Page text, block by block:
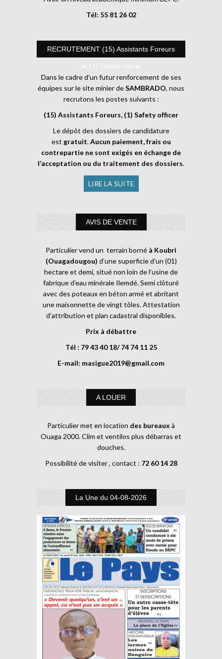
Tél: 55 81 26 02
RECRUTEMENT (15) Assistants Foreurs
et (1) Safety officer
Dans le cadre d’un futur renforcement de ses
équipes sur le site minier deSAMBRADO, nous
recrutons les postes suivants :
(15) Assistants Foreurs, (1) Safety officer
Le dépôt des dossiers de candidature
est gratuit.Aucun paiement, frais ou
contrepartie ne sont exigés en échange de
l’acceptation ou du traitement des dossiers.
LIRE LA SUITE
AVIS DE VENTE
Particulier vend un terrain borné à Koubri
(Ouagadougou) d’une superficie d’un (01)
hectare et demi, situé non loin de l’usine de
fabrique d’eau minérale Ilemdé. Semi clôturé
avec des poteaux en béton armé et abritant
une maisonnette de vingt tôles. Attestation
d’attribution et plan cadastral disponibles.
Prix à débattre
Tél : 79 43 40 18/ 74 74 11 25
E-mail: masigue2019@gmail.com
A LOUER
Particulier met en location des bureaux à
Ouaga 2000. Clim et ventilos plus débarras et
douches.
Possibilité de visiter , contact : 72 60 14 28
La Une du 04-08-2026